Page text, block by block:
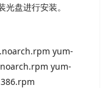
盘进行安装。
yum-
yum-